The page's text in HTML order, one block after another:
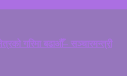
गरिमा बढाऔँ– सञ्चारमन्त्री